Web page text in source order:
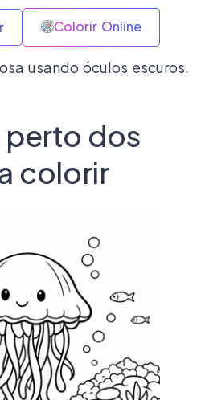
Colorir Online
usando óculos escuros.
dos
colorir